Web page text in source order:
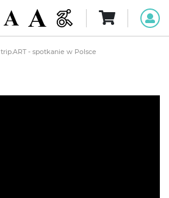
trip.ART - spotkanie w Polsce